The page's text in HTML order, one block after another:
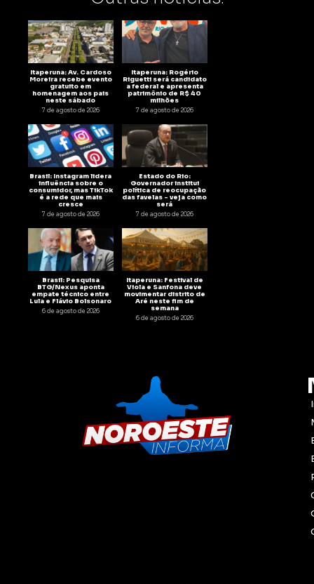
Itaperuna: Av. Cardoso
Moreira recebe evento
gratuito em
homenagem aos pais
neste sábado
7 de agosto de 2026
Itaperuna: Rogério
Riguetti será candidato
a federal e apresenta
patrimônio de R$ 40
milhões
7 de agosto de 2026
Brasil: Instagram lidera
influência sobre o
consumidor, mas TikTok
é a rede que mais
cresce
7 de agosto de 2026
Estado do Rio:
Governador institui
política de reocupação
das favelas – veja como
será
7 de agosto de 2026
Brasil: Pesquisa
BTG/Nexus aponta
empate técnico entre
Lula e Flávio Bolsonaro
6 de agosto de 2026
Itaperuna: Festival de
Viola e Sanfona deve
movimentar distrito de
Aré neste fim de
semana
6 de agosto de 2026